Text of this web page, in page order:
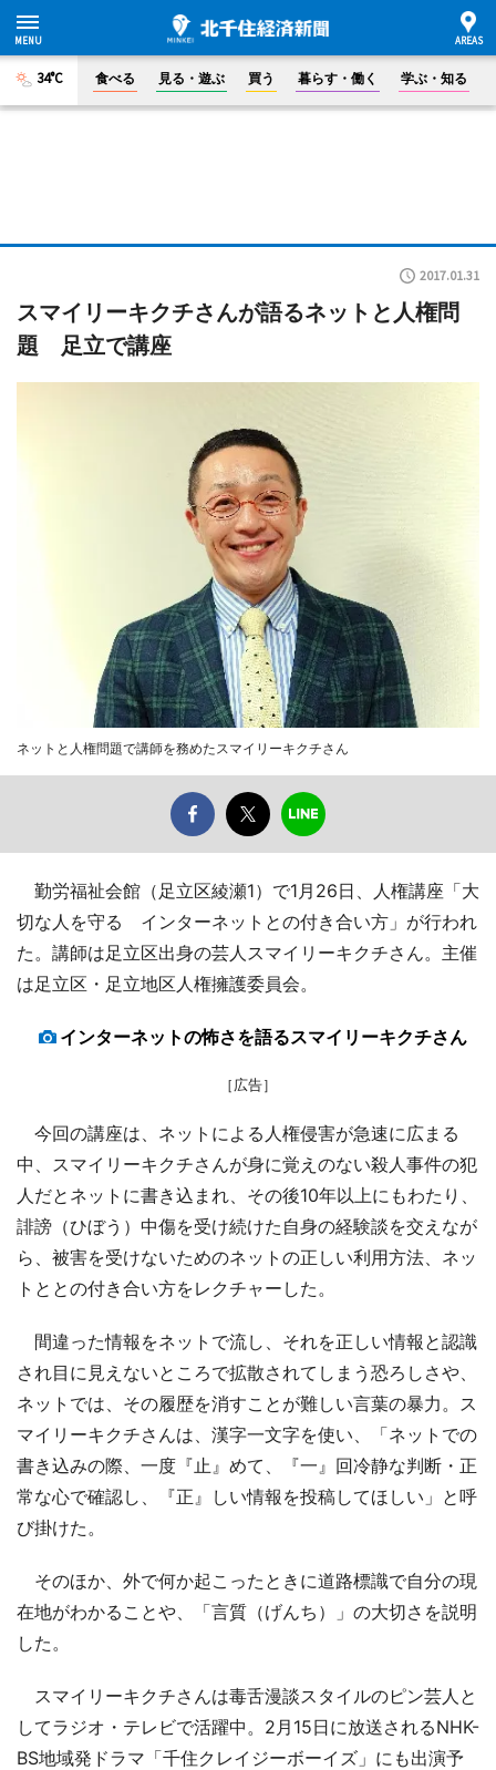
34°C 食べる 見る・遊ぶ 買う 暮らす・働く 学ぶ・知る
2017.01.31
スマイリーキクチさんが語るネットと人権問
題 足立で講座
ネットと人権問題で講師を務めたスマイリーキクチさん
勤労福祉会館（足立区綾瀬1）で1月26日、人権講座「大
切な人を守る インターネットとの付き合い方」が行われ
た。講師は足立区出身の芸人スマイリーキクチさん。主催
は足立区・足立地区人権擁護委員会。
インターネットの怖さを語るスマイリーキクチさん
［広告］
今回の講座は、ネットによる人権侵害が急速に広まる
中、スマイリーキクチさんが身に覚えのない殺人事件の犯
人だとネットに書き込まれ、その後10年以上にもわたり、
誹謗（ひぼう）中傷を受け続けた自身の経験談を交えなが
ら、被害を受けないためのネットの正しい利用方法、ネッ
トととの付き合い方をレクチャーした。
間違った情報をネットで流し、それを正しい情報と認識
され目に見えないところで拡散されてしまう恐ろしさや、
ネットでは、その履歴を消すことが難しい言葉の暴力。ス
マイリーキクチさんは、漢字一文字を使い、「ネットでの
書き込みの際、一度『止』めて、『一』回冷静な判断・正
常な心で確認し、『正』しい情報を投稿してほしい」と呼
び掛けた。
そのほか、外で何か起こったときに道路標識で自分の現
在地がわかることや、「言質（げんち）」の大切さを説明
した。
スマイリーキクチさんは毒舌漫談スタイルのピン芸人と
してラジオ・テレビで活躍中。2月15日に放送されるNHK-
BS地域発ドラマ「千住クレイジーボーイズ」にも出演予